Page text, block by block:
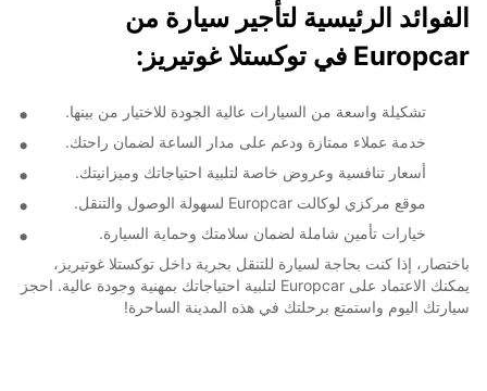
الفوائد الرئيسية لتأجير سيارة من
Europcar في توكستلا غوتيريز:
تشكيلة واسعة من السيارات عالية الجودة للاختيار من بينها.
خدمة عملاء ممتازة ودعم على مدار الساعة لضمان راحتك.
أسعار تنافسية وعروض خاصة لتلبية احتياجاتك وميزانيتك.
موقع مركزي لوكالت Europcar لسهولة الوصول والتنقل.
خيارات تأمين شاملة لضمان سلامتك وحماية السيارة.
باختصار، إذا كنت بحاجة لسيارة للتنقل بحرية داخل توكستلا غوتيريز،
يمكنك الاعتماد على Europcar لتلبية احتياجاتك بمهنية وجودة عالية. احجز
سيارتك اليوم واستمتع برحلتك في هذه المدينة الساحرة!